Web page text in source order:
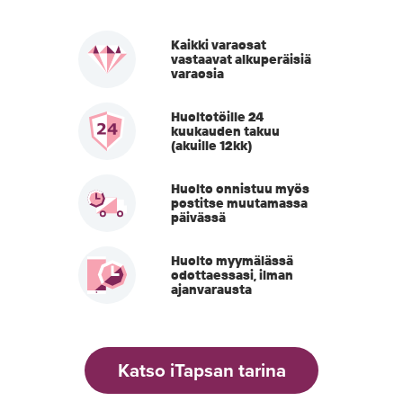
Kaikki varaosat
vastaavat alkuperäisiä
varaosia
Huoltotöille 24
kuukauden takuu
(akuille 12kk)
Huolto onnistuu myös
postitse muutamassa
päivässä
Huolto myymälässä
odottaessasi, ilman
ajanvarausta
Katso iTapsan tarina